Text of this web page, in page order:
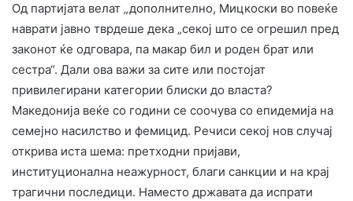
Од партијата велат „дополнително, Мицкоски во повеќе
наврати јавно тврдеше дека „секој што се огрешил пред
законот ќе одговара, па макар бил и роден брат или
сестра“. Дали ова важи за сите или постојат
привилегирани категории блиски до власта?
Македонија веќе со години се соочува со епидемија на
семејно насилство и фемицид. Речиси секој нов случај
открива иста шема: претходни пријави,
институционална неажурност, благи санкции и на крај
трагични последици. Наместо државата да испрати